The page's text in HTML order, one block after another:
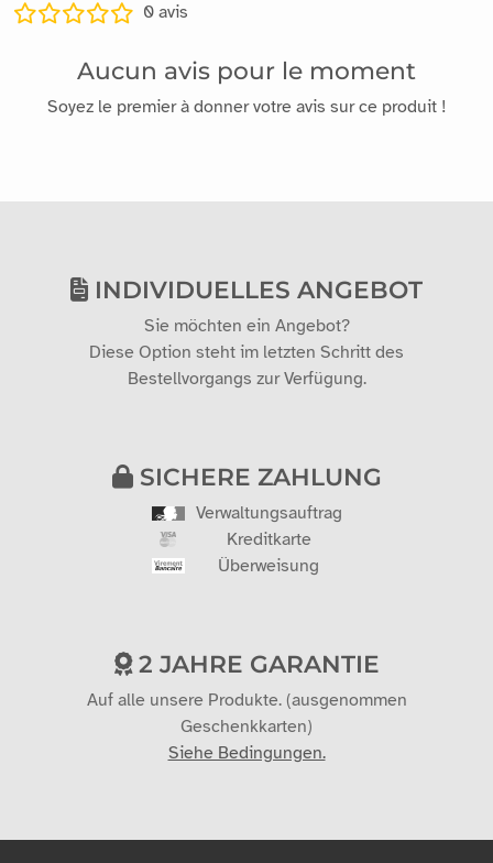
0 avis
Aucun avis pour le moment
Soyez le premier à donner votre avis sur ce produit !
INDIVIDUELLES ANGEBOT
Sie möchten ein Angebot?
Diese Option steht im letzten Schritt des
Bestellvorgangs zur Verfügung.
SICHERE ZAHLUNG
Verwaltungsauftrag
Kreditkarte
Überweisung
2 JAHRE GARANTIE
Auf alle unsere Produkte. (ausgenommen
Geschenkkarten)
Siehe Bedingungen.